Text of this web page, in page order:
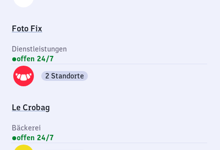
Foto Fix
Dienstleistungen
offen 24/7
Le Crobag
2 Standorte
Bäckerei
offen 24/7